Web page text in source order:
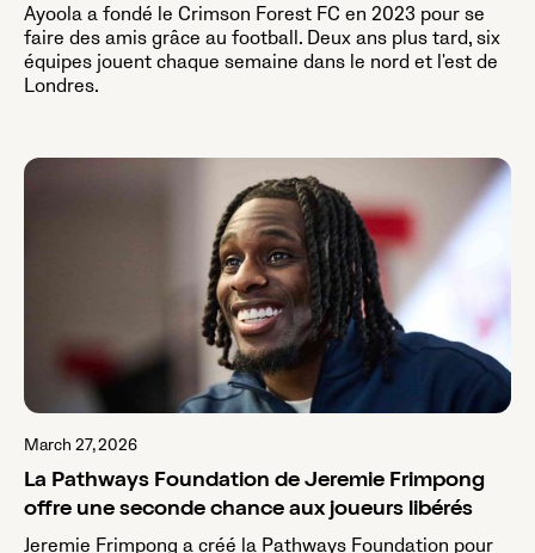
Ayoola a fondé le Crimson Forest FC en 2023 pour se
faire des amis grâce au football. Deux ans plus tard, six
équipes jouent chaque semaine dans le nord et l'est de
Londres.
March 27, 2026
La Pathways Foundation de Jeremie Frimpong
offre une seconde chance aux joueurs libérés
Jeremie Frimpong a créé la Pathways Foundation pour